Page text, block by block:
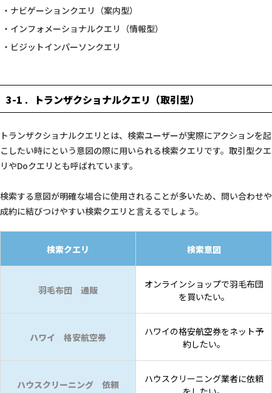
ナビゲーションクエリ（案内型）
インフォメーショナルクエリ（情報型）
ビジットインパーソンクエリ
3-1 トランザクショナルクエリ（取引型）
トランザクショナルクエリとは、検索ユーザーが実際にアクションを起
こしたい時にという意図の際に用いられる検索クエリです。取引型クエ
リやDoクエリとも呼ばれています。
検索する意図が明確な場合に使用されることが多いため、問い合わせや
成約に結びつけやすい検索クエリと言えるでしょう。
検索クエリ 検索意図
羽毛布団 通販
オンラインショップで羽毛布団
を買いたい。
ハワイ 格安航空券
ハワイの格安航空券をネット予
約したい。
ハウスクリーニング 依頼
ハウスクリーニング業者に依頼